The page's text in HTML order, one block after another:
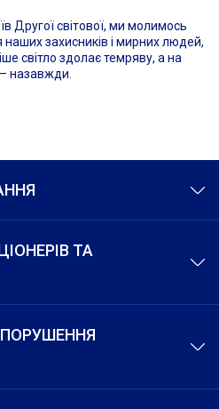
Другої світової, ми молимось
захисників і мирних людей,
світло здолає темряву, а на
назавжди.
ТА